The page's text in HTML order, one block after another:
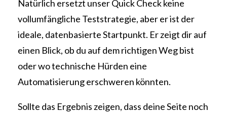
Natürlich ersetzt unser Quick Check keine
vollumfängliche Teststrategie, aber er ist der
ideale, datenbasierte Startpunkt. Er zeigt dir auf
einen Blick, ob du auf dem richtigen Weg bist
oder wo technische Hürden eine
Automatisierung erschweren könnten.
Sollte das Ergebnis zeigen, dass deine Seite noch